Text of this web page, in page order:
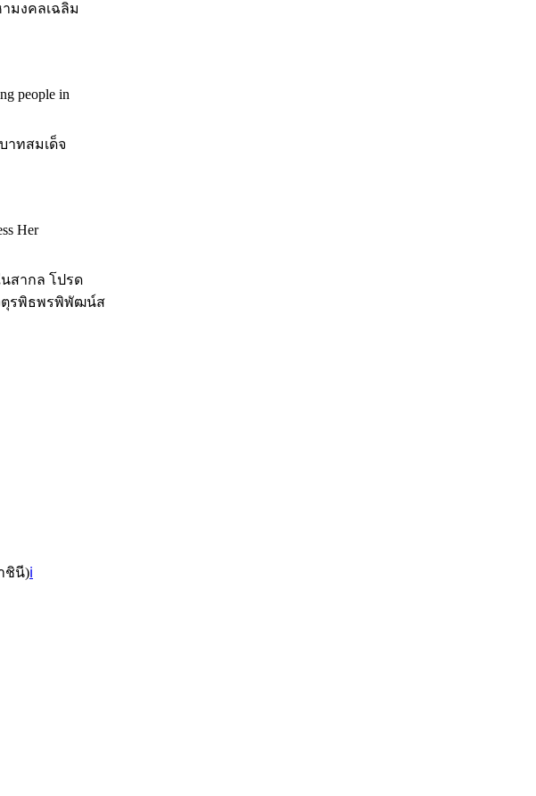
มงคลเฉลิม
people in
าทสมเด็จ
Her
สากล โปรด
ตุรพิธพรพิพัฒน์ส
ชินี)ℹ️